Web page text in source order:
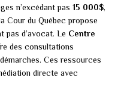
n’excédant pas 15 000$,
Cour du Québec propose
pas d’avocat. Le Centre
des consultations
Ces ressources
directe avec